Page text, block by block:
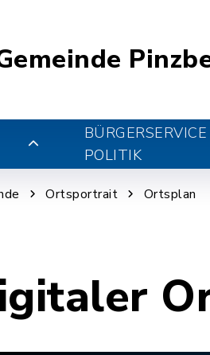
POLITIK
Ortsportrait Ortsplan